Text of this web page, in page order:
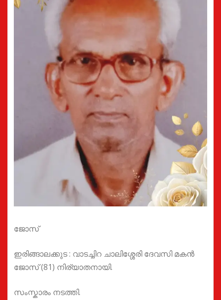
ജോസ്
ഇരിങ്ങാലക്കുട : വാടച്ചിറ ചാലിശ്ശേരി ദേവസി മകൻ
ജോസ് (81) നിര്യാതനായി.
സംസ്കാരം നടത്തി.